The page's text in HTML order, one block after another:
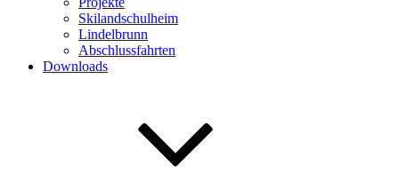
Skilandschulheim
Lindelbrunn
Abschlussfahrten
Downloads